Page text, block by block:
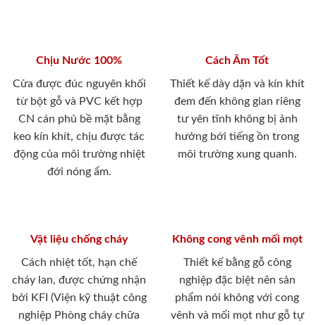
Chịu Nước 100%
Cửa được đúc nguyên khối
từ bột gỗ và PVC kết hợp
CN cán phủ bề mặt bằng
keo kín khít, chịu được tác
động của môi trường nhiệt
đới nóng ẩm.
Cách Âm Tốt
Thiết kế dày dặn và kín khít
đem đến không gian riêng
tư yên tĩnh không bị ảnh
hưởng bới tiếng ồn trong
môi trường xung quanh.
Vật liệu chống cháy
Cách nhiệt tốt, hạn chế
cháy lan, được chứng nhận
bởi KFI (Viện kỹ thuật công
nghiệp Phòng cháy chữa
Không cong vênh mối mọt
Thiết kế bằng gỗ công
nghiệp đặc biệt nên sản
phẩm nói không với cong
vênh và mối mọt như gỗ tự